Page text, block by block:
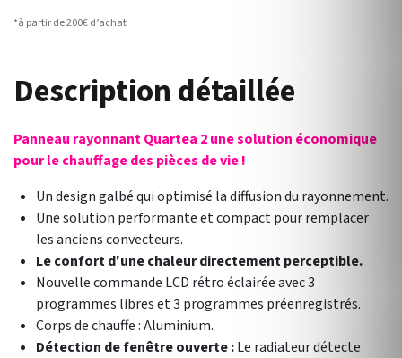
*à partir de 200€ d’achat
Description détaillée
Panneau rayonnant Quartea 2 une solution économique
pour le chauffage des pièces de vie !
Un design galbé qui optimisé la diffusion du rayonnement.
Une solution performante et compact pour remplacer
les anciens convecteurs.
Le confort d'une chaleur directement perceptible.
Nouvelle commande LCD rétro éclairée avec 3
programmes libres et 3 programmes préenregistrés.
Corps de chauffe : Aluminium.
Détection de fenêtre ouverte :Le radiateur détecte